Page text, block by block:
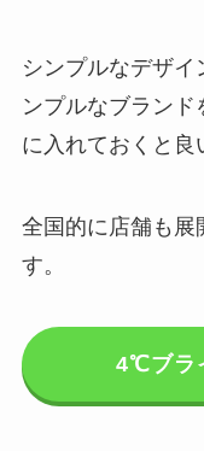
シンプルなデザ
ンプルなブラン
に入れておくと良
全国的に店舗も展
す。
4℃ブラ